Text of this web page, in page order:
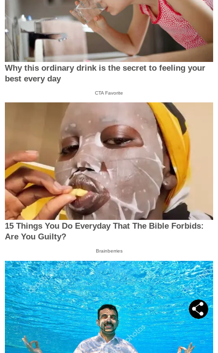
Why this ordinary drink is the secret to feeling your
best every day
CTA Favorite
15 Things You Do Everyday That The Bible Forbids:
Are You Guilty?
Brainberries